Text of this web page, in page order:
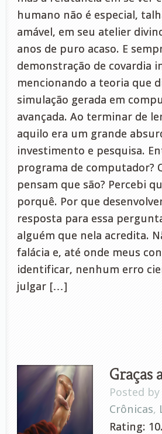
humano não é especial,
amável, em seu atelier
anos de puro acaso. E
demonstração de covardia
mencionando a teoria que
simulação gerada em
avançada. Ao terminar de
aquilo era um grande
investimento e pesquisa.
programa de computador?
pensam que são? Percebi
porquê. Por que
resposta para essa
alguém que nela acredita.
falácia e, até onde meus
identificar, nenhum erro
julgar […]
Graças
Posted by
Crônicas,
Rating: